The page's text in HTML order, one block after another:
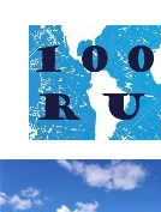
contenido
sobre
dos